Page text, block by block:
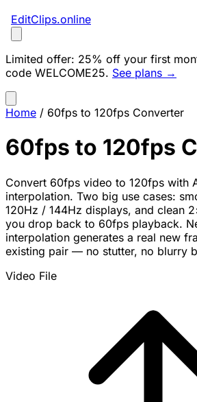
EditClips.online
Limited offer: 25% off your first
code WELCOME25. See plans →
Home / 60fps to 120fps Converter
60fps to 120fps
Convert 60fps video to 120fps with
interpolation. Two big use cases:
120Hz / 144Hz displays, and clean
you drop back to 60fps playback.
interpolation generates a real new
existing pair — no stutter, no blurry
Video File